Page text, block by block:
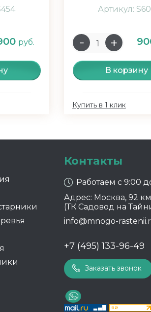
руб.
Артикул:
В корзину
Купить в 1 клик
Контакты
Работаем с 9:00
Адрес: Москва, 92
(ТК Садовод на
info@mnogo-
+7 (495) 133-96-49
Заказать звонок